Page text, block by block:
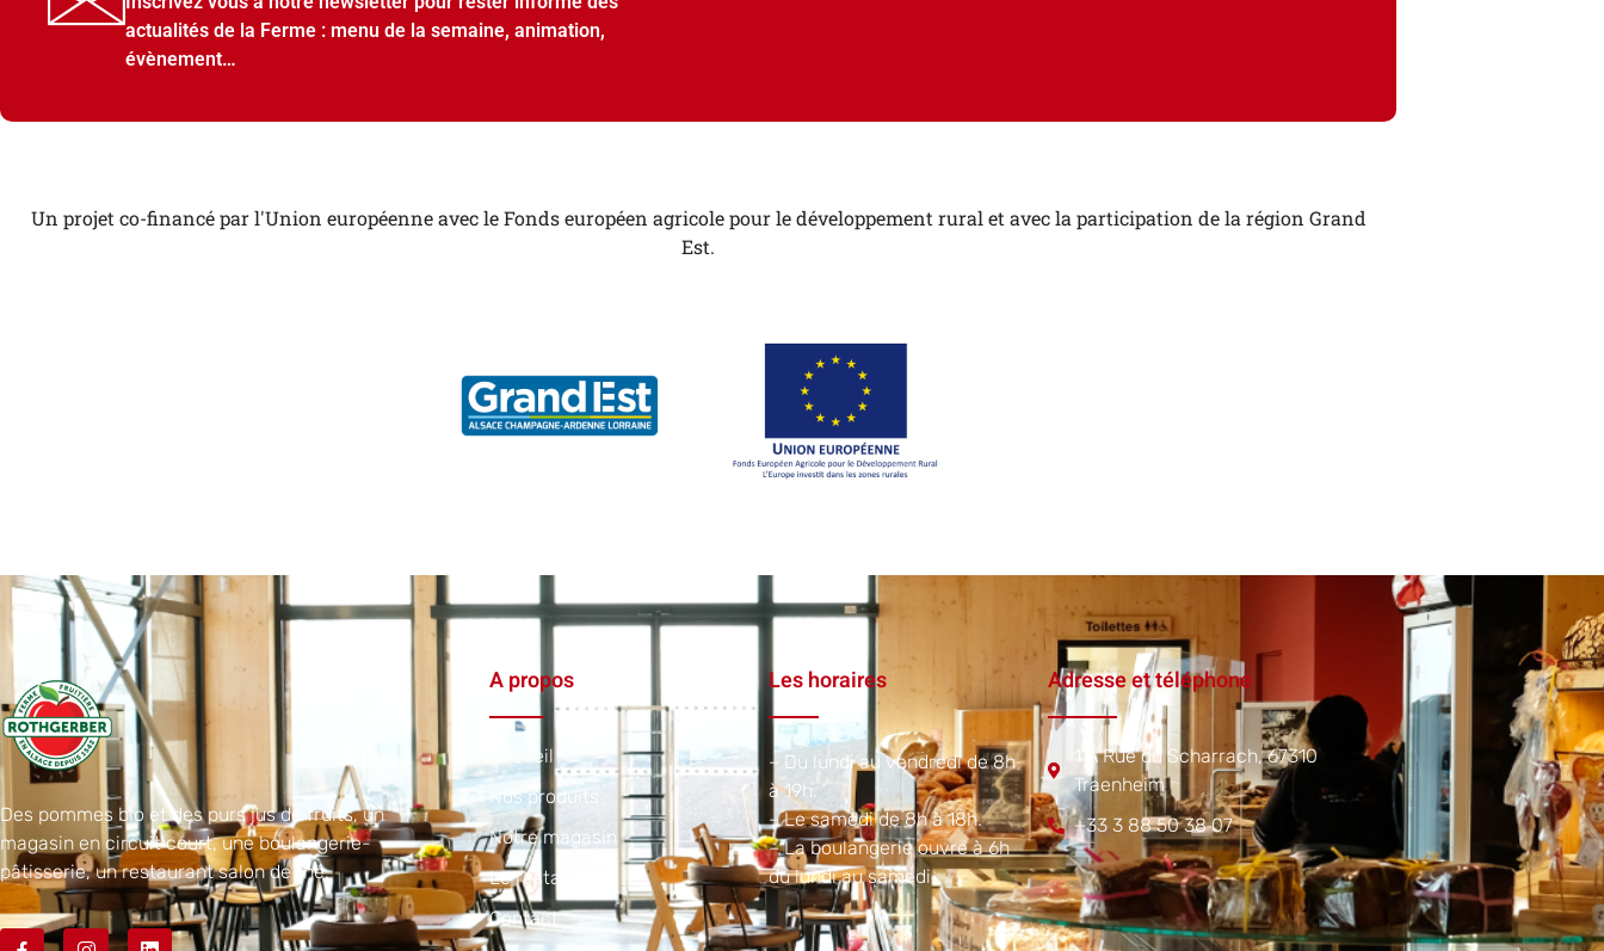
actualités de la Ferme : menu de la semaine, animation,
évènement…
Un projet co-financé par l'Union européenne avec le Fonds européen agricole pour le développement rural et avec la participation de la région Grand
Est.
Des pommes bio et des purs jus de fruits, un
magasin en circuit court, une boulangerie-
pâtisserie, un restaurant salon de thé.
A propos
Accueil
Nos produits
Notre magasin
Le restaurant
Contact
Les horaires
– Du lundi au vendredi de 8h
à 19h.
– Le samedi de 8h à 18h.
– La boulangerie ouvre à 6h
du lundi au samedi.​
Adresse et téléphone
1 A Rue du Scharrach, 67310
Traenheim
+33 3 88 50 38 07